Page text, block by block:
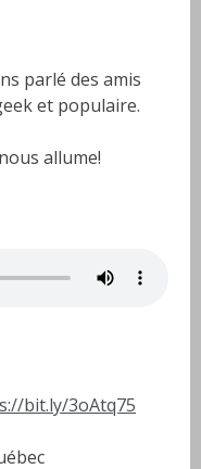
parlé des amis
et populaire.
allume!
bit.ly/3oAtq75